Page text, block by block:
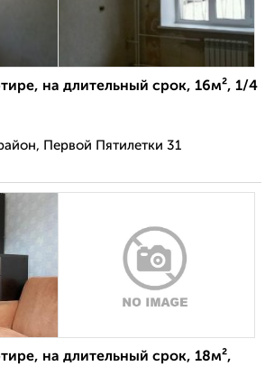
на длительный срок, 16м², 1/4
Первой Пятилетки 31
на длительный срок, 18м²,